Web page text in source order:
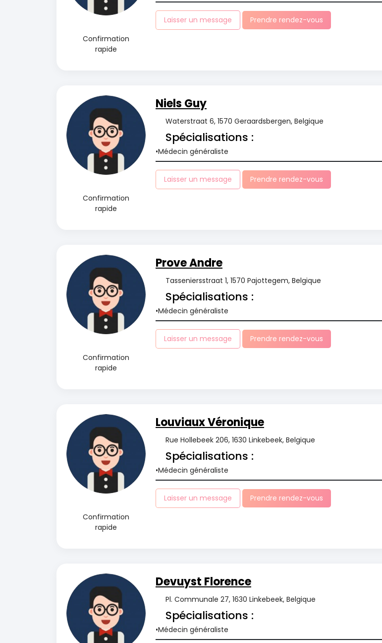
Confirmation
rapide
Laisser un message Prendre rendez-vous
Confirmation
rapide
Niels Guy
Waterstraat 6, 1570 Geraardsbergen, Belgique
Spécialisations :
Médecin généraliste
Laisser un message Prendre rendez-vous
Confirmation
rapide
Prove Andre
Tasseniersstraat 1, 1570 Pajottegem, Belgique
Spécialisations :
Médecin généraliste
Laisser un message Prendre rendez-vous
Confirmation
rapide
Louviaux Véronique
Rue Hollebeek 206, 1630 Linkebeek, Belgique
Spécialisations :
Médecin généraliste
Laisser un message Prendre rendez-vous
Devuyst Florence
Pl. Communale 27, 1630 Linkebeek, Belgique
Spécialisations :
Médecin généraliste